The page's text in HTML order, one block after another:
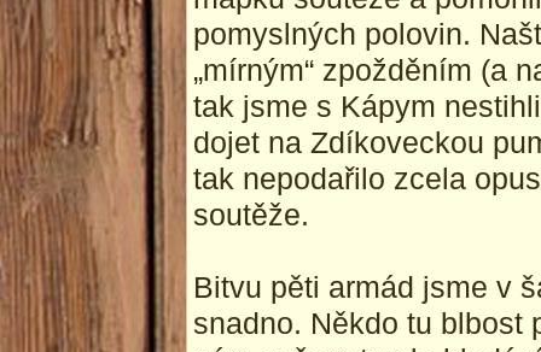
pomyslných polovin.
„mírným“ zpožděním (a
tak jsme s Kápym
dojet na Zdíkoveckou
tak nepodařilo zcela
soutěže.
Bitvu pěti armád jsme v
snadno. Někdo tu blbost